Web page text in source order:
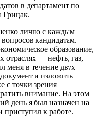
в департамент по
Грицак.
лично с каждым
вопросов кандидатам.
образование,
отраслях — нефть, газ,
меня в течение двух
и изложить
с точки зрения
внимание. На этом
день я был назначен на
приступил к работе.